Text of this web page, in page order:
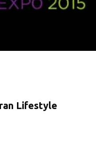
Lifestyle